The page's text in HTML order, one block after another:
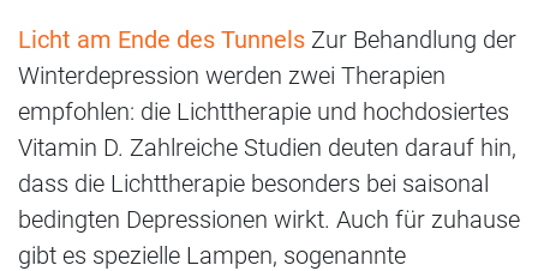
Licht am Ende des Tunnels Zur Behandlung der
Winterdepression werden zwei Therapien
empfohlen: die Lichttherapie und hochdosiertes
Vitamin D. Zahlreiche Studien deuten darauf hin,
dass die Lichttherapie besonders bei saisonal
bedingten Depressionen wirkt. Auch für zuhause
gibt es spezielle Lampen, sogenannte